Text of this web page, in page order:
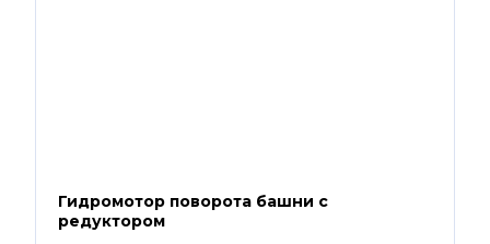
Гидромотор поворота башни с
редуктором